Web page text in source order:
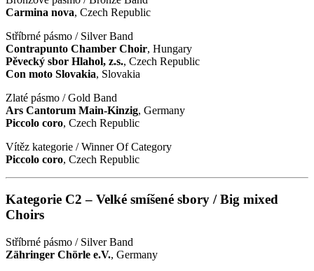
Carmina nova, Czech Republic
Stříbrné pásmo / Silver Band
Contrapunto Chamber Choir, Hungary
Pěvecký sbor Hlahol, z.s., Czech Republic
Con moto Slovakia, Slovakia
Zlaté pásmo / Gold Band
Ars Cantorum Main-Kinzig, Germany
Piccolo coro, Czech Republic
Vítěz kategorie / Winner Of Category
Piccolo coro, Czech Republic
Kategorie C2 – Velké smíšené sbory / Big mixed
Choirs
Stříbrné pásmo / Silver Band
Zähringer Chörle e.V., Germany